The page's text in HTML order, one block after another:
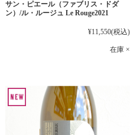
サン・ピエール（ファブリス・ドダ
ン）/ル・ルージュ Le Rouge2021
¥11,550(税込)
在庫 ×